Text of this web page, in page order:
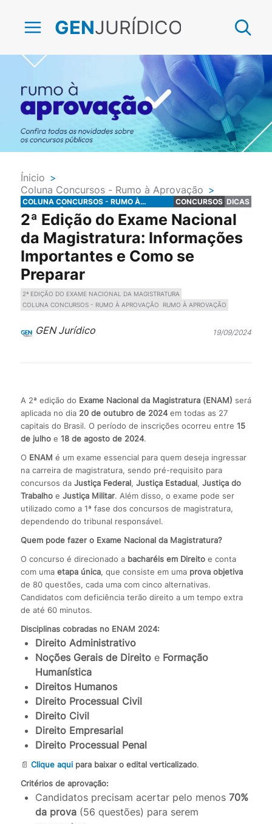
GENJURÍDICO
Ínicio >
Coluna Concursos - Rumo à Aprovação >
Concursos > Dicas
COLUNA CONCURSOS - RUMO À
APROVAÇÃO
CONCURSOS DICAS
2ª Edição do Exame Nacional
da Magistratura: Informações
Importantes e Como se
Preparar
2ª EDIÇÃO DO EXAME NACIONAL DA MAGISTRATURA
COLUNA CONCURSOS - RUMO À APROVAÇÃO
RUMO À APROVAÇÃO
GEN Jurídico 19/09/2024
A 2ª edição do Exame Nacional da Magistratura (ENAM) será
aplicada no dia 20 de outubro de 2024em todas as 27
capitais do Brasil. O período de inscrições ocorreu entre 15
de julhoe 18 de agosto de 2024.
O ENAM é um exame essencial para quem deseja ingressar
na carreira de magistratura, sendo pré-requisito para
concursos da Justiça Federal, Justiça Estadual, Justiça do
Trabalhoe Justiça Militar. Além disso, o exame pode ser
utilizado como a 1ª fase dos concursos de magistratura,
dependendo do tribunal responsável.
Quem pode fazer o Exame Nacional da Magistratura?
O concurso é direcionado a bacharéis em Direitoe conta
com uma etapa única, que consiste em uma prova objetiva
de 80 questões, cada uma com cinco alternativas.
Candidatos com deficiência terão direito a um tempo extra
de até 60 minutos.
Disciplinas cobradas no ENAM 2024:
Direito Administrativo
Noções Gerais de Direitoe Formação
Humanística
Direitos Humanos
Direito Processual Civil
Direito Civil
Direito Empresarial
Direito Processual Penal
📄 Clique aquipara baixar o edital verticalizado.
Critérios de aprovação:
Candidatos precisam acertar pelo menos 70%
da prova(56 questões) para serem